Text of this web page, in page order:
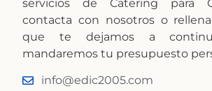
servicios de Catering para
contacta con nosotros o
que te dejamos a
mandaremos tu presupuesto
info@edic2005.com